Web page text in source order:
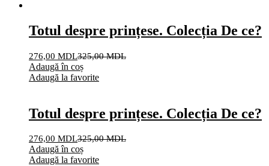
Totul despre prințese. Colecția De ce?
276,00 MDL325,00MDL
Adaugă în coș
Adaugă la favorite
Totul despre prințese. Colecția De ce?
276,00 MDL325,00MDL
Adaugă în coș
Adaugă la favorite